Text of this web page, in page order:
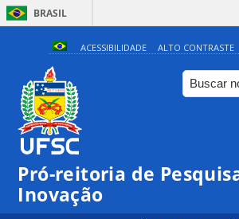
BRASIL
ACESSIBILIDADE ALTO CONTRASTE
Pró-reitoria de
Inovação